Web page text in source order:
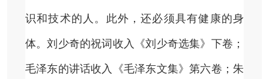
识和技术的人。此外，还必须具有健康的身
体。刘少奇的祝词收入《刘少奇选集》下卷；
毛泽东的讲话收入《毛泽东文集》第六卷；朱